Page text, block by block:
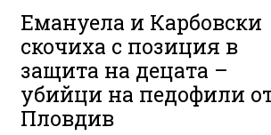
Емануела и Карбовски
скочиха с позиция в
защита на децата –
убийци на педофили
Пловдив